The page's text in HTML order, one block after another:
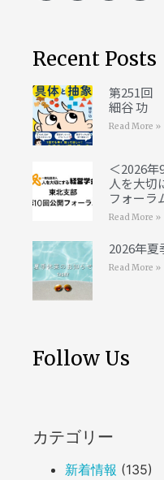
Recent Posts
第251回
細谷 功
Read More »
＜2026年
人を大切
フォーラ
Read More »
2026年夏
Read More »
Follow Us
カテゴリー
新着情報 (135)